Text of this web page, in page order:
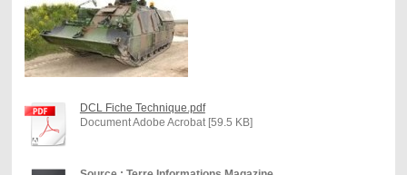
DCL Fiche Technique.pdf
Document Adobe Acrobat [59.5 KB]